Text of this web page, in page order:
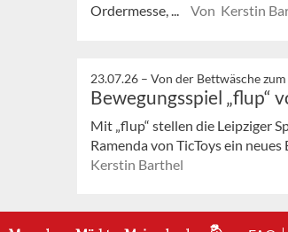
Ordermesse, ...
Von Kerstin
23.07.26 – Von der Bettwäsche
Bewegungsspiel „flup“
Mit „flup“ stellen die Leipziger
Ramenda von TicToys ein
Kerstin Barthel